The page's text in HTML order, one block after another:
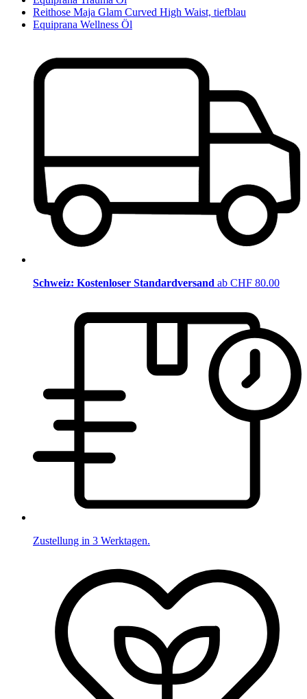
Reithose Maja Glam Curved High Waist, tiefblau
Equiprana Wellness Öl
Schweiz: Kostenloser Standardversand ab CHF 80.00
Zustellung in 3 Werktagen.